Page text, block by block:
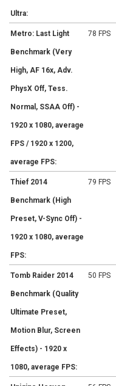
Ultra:
Metro: Last Light
Benchmark (Very
High, AF 16x, Adv.
PhysX Off, Tess.
Normal, SSAA Off) -
1920 x 1080, average
FPS / 1920 x 1200,
average FPS:
78 FPS
Thief 2014
Benchmark (High
Preset, V-Sync Off) -
1920 x 1080, average
FPS:
79 FPS
Tomb Raider 2014
Benchmark (Quality
Ultimate Preset,
Motion Blur, Screen
Effects) - 1920 x
1080, average FPS:
50 FPS